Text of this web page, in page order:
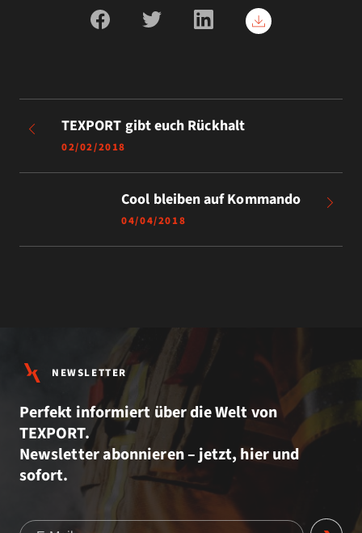
TEXPORT gibt euch Rückhalt
02/02/2018
Cool bleiben auf Kommando
04/04/2018
NEWSLETTER
Perfekt informiert über die Welt von
TEXPORT.
Newsletter abonnieren – jetzt, hier und
sofort.